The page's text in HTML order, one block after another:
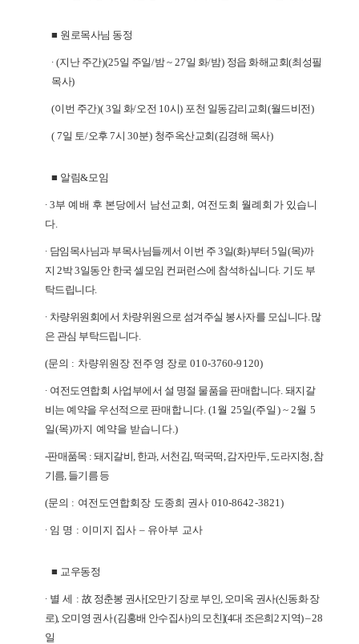
■ 원로목사님 동정
∙ (지난 주간)(25일 주일/밤~ 27일 화/밤) 정읍 화해교회(최성필
목사)
(이번 주간)( 3일 화/오전 10시) 포천 일동감리교회(월드비전)
( 7일 토/오후 7시 30분) 청주옥산교회(김경해 목사)
■ 알림&모임
∙ 3부 예배 후 본당에서 남선교회, 여전도회 월례회가 있습니
다.
∙ 담임목사님과 부목사님들께서 이번 주 3일(화)부터5일(목)까
지 2박3일동안 한국 셀모임 컨퍼런스에 참석하십니다. 기도 부
탁드립니다.
∙ 차량위원회에서 차량위원으로 섬겨주실 봉사자를 모십니다.많
은 관심 부탁드립니다.
(문의 : 차량위원장 전주영 장로010-3760-9120)
∙ 여전도연합회 사업부에서 설 명절 물품을 판매합니다. 돼지갈
비는 예약을 우선적 으로 판매합니다. (1월 25일(주일 ) ~ 2월 5
일(목)까지 예약을 받습니다.)
-판매품목 : 돼지갈비, 한과,서천김, 떡국떡,감자만두,도라지청,참
기름, 들기름 등
(문의 : 여전도연합회장 도종희 권사 010-8642-3821)
∙ 임 명 : 이미지 집사 – 유아부 교사
■ 교우동정
∙ 별 세 : 故 정춘봉 권사[오만기 장로 부인, 오미옥 권사(신동화 장
로), 오미영 권사(김홍배 안수집사)의 모친](4대 조은희2 지역)–28
일